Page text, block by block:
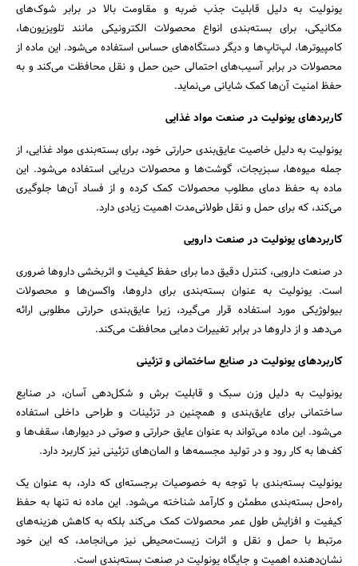
یونولیت به دلیل قابلیت جذب ضربه و مقاومت بالا در برابر شوک‌های
مکانیکی، برای بسته‌بندی انواع محصولات الکترونیکی مانند تلویزیون‌ها،
کامپیوترها، لپ‌تاپ‌ها و دیگر دستگاه‌های حساس استفاده می‌شود. این ماده از
محصولات در برابر آسیب‌های احتمالی حین حمل و نقل محافظت می‌کند و به
حفظ امنیت آن‌ها کمک شایانی می‌نماید.
کاربردهای یونولیت در صنعت مواد غذایی
یونولیت به دلیل خاصیت عایق‌بندی حرارتی خود، برای بسته‌بندی مواد غذایی، از
جمله میوه‌ها، سبزیجات، گوشت‌ها و محصولات دریایی استفاده می‌شود. این
ماده به حفظ دمای مطلوب محصولات کمک کرده و از فساد آن‌ها جلوگیری
می‌کند، که برای حمل و نقل طولانی‌مدت اهمیت زیادی دارد.
کاربردهای یونولیت در صنعت دارویی
در صنعت دارویی، کنترل دقیق دما برای حفظ کیفیت و اثربخشی داروها ضروری
است. یونولیت به عنوان بسته‌بندی برای داروها، واکسن‌ها و محصولات
بیولوژیکی مورد استفاده قرار می‌گیرد، زیرا عایق‌بندی حرارتی مطلوبی ارائه
می‌دهد و از داروها در برابر تغییرات دمایی محافظت می‌کند.
کاربردهای یونولیت در صنایع ساختمانی و تزئینی
یونولیت به دلیل وزن سبک و قابلیت برش و شکل‌دهی آسان، در صنایع
ساختمانی برای عایق‌بندی و همچنین در تزئینات و طراحی داخلی استفاده
می‌شود. این ماده می‌تواند به عنوان عایق حرارتی و صوتی در دیوارها، سقف‌ها و
کف‌ها به کار رود و در تولید مجسمه‌ها و المان‌های تزئینی نیز کاربرد دارد.
یونولیت بسته‌بندی با توجه به خصوصیات برجسته‌ای که دارد، به عنوان یک
راه‌حل بسته‌بندی مطمئن و کارآمد شناخته می‌شود. این ماده نه تنها به حفظ
کیفیت و افزایش طول عمر محصولات کمک می‌کند بلکه به کاهش هزینه‌های
مرتبط با حمل و نقل و اثرات زیست‌محیطی نیز می‌انجامد، که این خود
نشان‌دهنده اهمیت و جایگاه یونولیت در صنعت بسته‌بندی است.